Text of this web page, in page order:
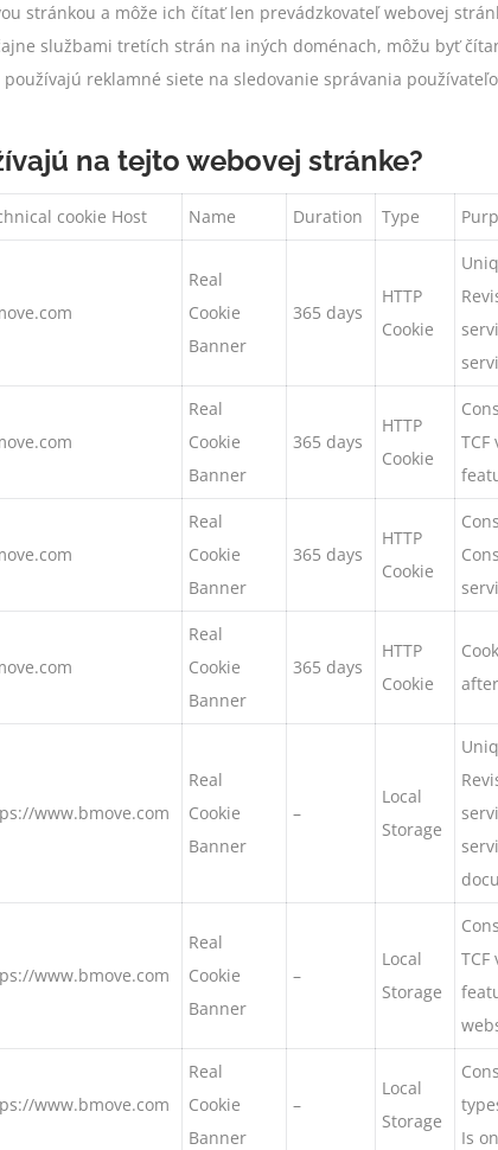
stránkou a môže ich čítať len prevádzkovateľ webovej
službami tretích strán na iných doménach, môžu byť
reklamné siete na sledovanie správania
na tejto webovej stránke?
cookie Host Name Duration Type
Real
Cookie
Banner
365 days
HTTP
Cookie
Real
Cookie
Banner
365 days
HTTP
Cookie
Real
Cookie
Banner
365 days
HTTP
Cookie
Real
Cookie
Banner
365 days
HTTP
Cookie
www.bmove.com
Real
Cookie
Banner
–
Local
Storage
www.bmove.com
Real
Cookie
Banner
–
Local
Storage
www.bmove.com
Real
Cookie
Banner
–
Local
Storage
Is